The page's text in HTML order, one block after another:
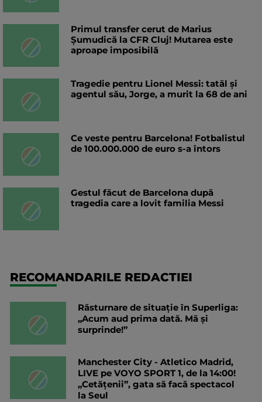
Primul transfer cerut de Marius
Șumudică la CFR Cluj! Mutarea este
aproape imposibilă
Tragedie pentru Lionel Messi: tatăl și
agentul său, Jorge, a murit la 68 de ani
Ce veste pentru Barcelona! Fotbalistul
de 100.000.000 de euro s-a întors
Gestul făcut de Barcelona după
tragedia care a lovit familia Messi
RECOMANDARILE REDACTIEI
Răsturnare de situație în Superliga:
„Acum aud prima dată. Mă și
surprinde!”
Manchester City - Atletico Madrid,
LIVE pe VOYO SPORT 1, de la 14:00!
„Cetățenii”, gata să facă spectacol
la Seul